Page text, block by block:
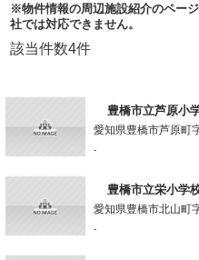
※物件情報の周辺施設紹介のペー
社では対応できません。
該当件数4件
豊橋市立芦原小
愛知県豊橋市芦原町
-
豊橋市立栄小学
愛知県豊橋市北山町
-